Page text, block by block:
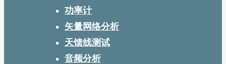
功率计
矢量网络分析
天馈线测试
音频分析